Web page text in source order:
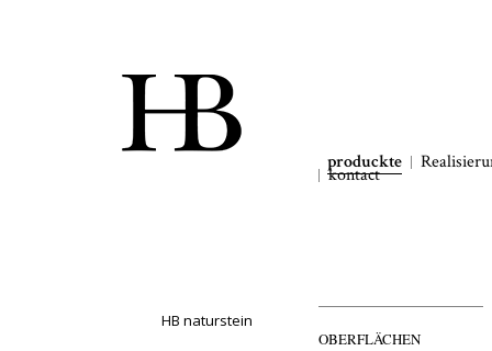
produckte
kontact
HB naturstein
OBERFLÄCHEN